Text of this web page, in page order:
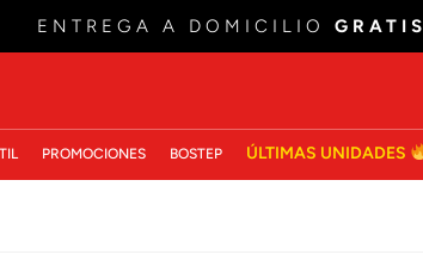
ENTREGA A DOMICILIO GRATIS
PROMOCIONES BOSTEP ÚLTIMAS UNIDADES